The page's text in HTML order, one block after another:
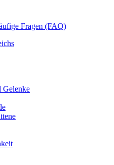
Fragen (FAQ)
Gelenke